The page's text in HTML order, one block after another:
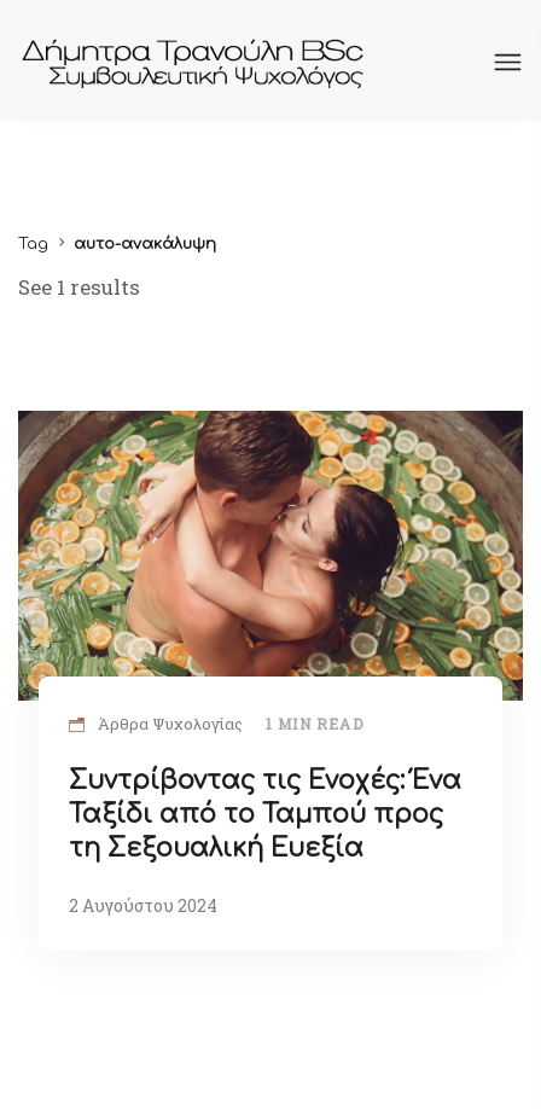
Tag αυτο-ανακάλυψη
See 1 results
Άρθρα Ψυχολογίας 1 MIN READ
Συντρίβοντας τις Ενοχές: Ένα
Ταξίδι από το Ταμπού προς
τη Σεξουαλική Ευεξία
2 Αυγούστου 2024